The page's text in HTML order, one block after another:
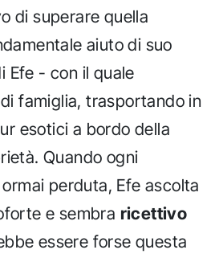
di superare quella
aiuto di suo
Efe - con il quale
famiglia, trasportando in
esotici a bordo della
Quando ogni
perduta, Efe ascolta
e sembra ricettivo
essere forse questa